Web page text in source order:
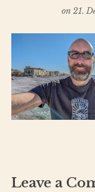
on 21.
Leave a